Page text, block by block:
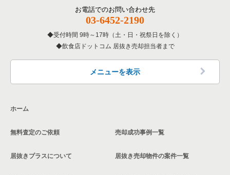
その他の居抜き売却物件の案件一覧
江戸川区の飲食店の居抜き売却物件の案件一覧
墨田区の飲食店の居抜き売却物件の案件一覧
品川区の飲食店の居抜き売却物件の案件一覧
中野区の飲食店の居抜き売却物件の案件一覧
東京23区の専門料理の居抜き売却物件の案件一覧
東京23区の和食の居抜き売却物件の案件一覧
東京23区の洋食の居抜き売却物件の案件一覧
お電話でのお問い合わせ先
03-6452-2190
受付時間 9時～17時（土・日・祝祭日を除く）
飲食店ドットコム 居抜き売却担当者まで
メニューを表示
ホーム
無料査定のご依頼
居抜きプラスについて
売却成功事例一覧
居抜き売却物件の案件一覧